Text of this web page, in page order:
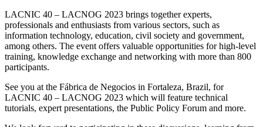
LACNIC 40 – LACNOG 2023 brings together experts,
professionals and enthusiasts from various sectors, such as
information technology, education, civil society and government,
among others. The event offers valuable opportunities for high-level
training, knowledge exchange and networking with more than 800
participants.
See you at the Fábrica de Negocios in Fortaleza, Brazil, for
LACNIC 40 – LACNOG 2023 which will feature technical
tutorials, expert presentations, the Public Policy Forum and more.